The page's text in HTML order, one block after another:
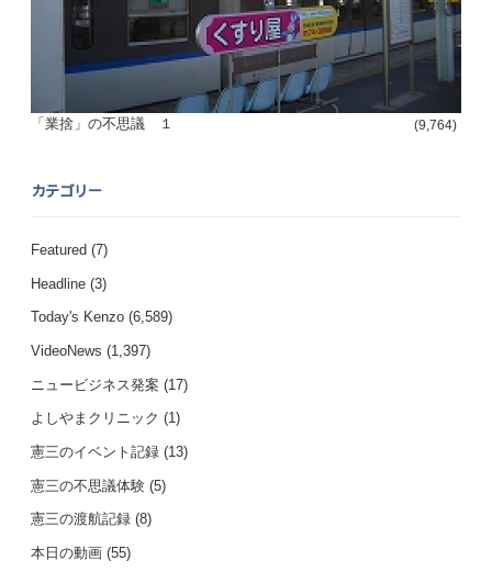
「業捨」の不思議 １ (9,764)
カテゴリー
Featured (7)
Headline (3)
Today's Kenzo (6,589)
VideoNews (1,397)
ニュービジネス発案 (17)
よしやまクリニック (1)
憲三のイベント記録 (13)
憲三の不思議体験 (5)
憲三の渡航記録 (8)
本日の動画 (55)